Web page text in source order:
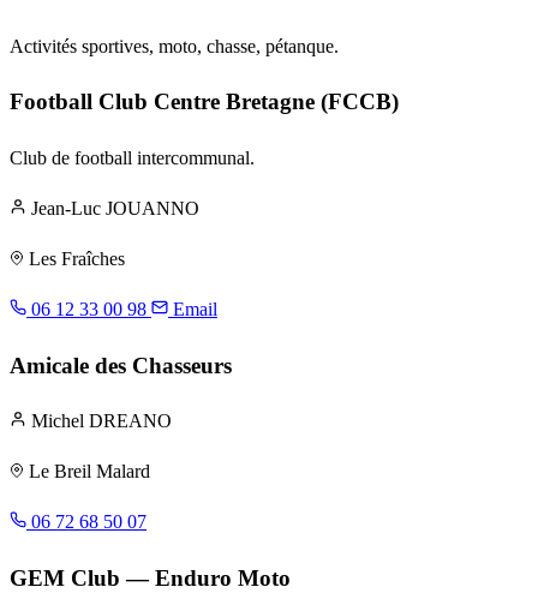
Activités sportives, moto, chasse, pétanque.
Football Club Centre Bretagne (FCCB)
Club de football intercommunal.
Jean-Luc JOUANNO
Les Fraîches
06 12 33 00 98 Email
Amicale des Chasseurs
Michel DREANO
Le Breil Malard
06 72 68 50 07
GEM Club — Enduro Moto